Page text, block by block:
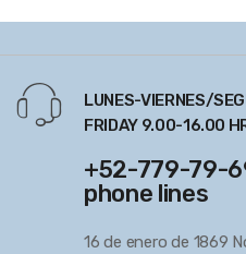
LUNES-VIERNES/
FRIDAY 9.00-16.00
+52-779-79-
phone lines
16 de enero de 1869